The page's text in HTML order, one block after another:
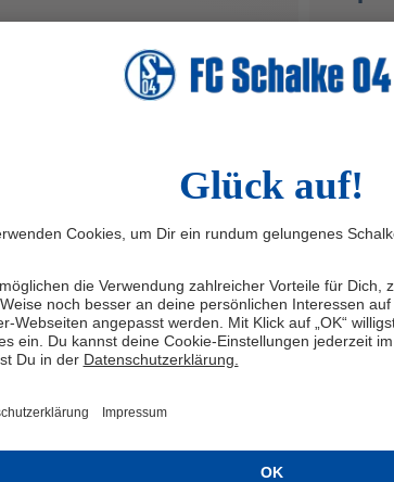
jährigen Vereinsjubiläum des SV Brünen
1946 gastierte die Traditionsmannschaft
des FC Schalke 04 am Sonntag (21.6.) auf
rund 1.004 Zuschauern und bei
hochsommerlichen Temperaturen von
Gastspiel der Königsblauen einen der
TRADITIONSELF 22.6.26
der
Titel.